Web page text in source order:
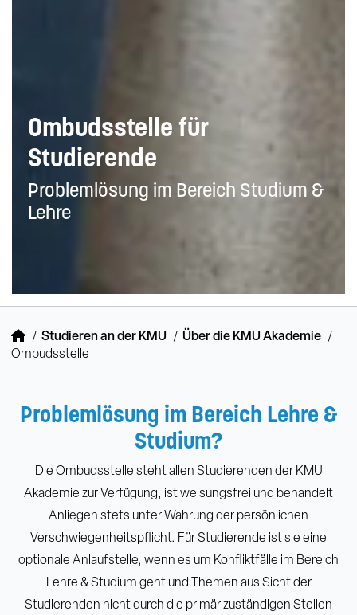
Ombudsstelle für
Studierende
Problemlösung im Bereich Studium &
Lehre
Studieren an der KMU
Über die KMU Akademie
Ombudsstelle
Problemlösung im Bereich Lehre &
Studium?
Die Ombudsstelle steht allen Studierenden der KMU
Akademie zur Verfügung, ist weisungsfrei und behandelt
Anliegen stets unter Wahrung der persönlichen
Verschwiegenheitspflicht. Für Studierende ist sie eine
optionale Anlaufstelle, wenn es um Konfliktfälle im Bereich
Lehre & Studium geht und Themen aus Sicht der
Studierenden nicht durch die primär zuständigen Stellen